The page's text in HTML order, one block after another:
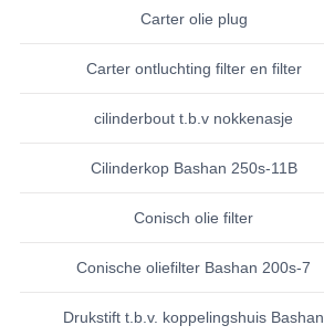
KABELS
KAPPEN EN FRAME
KETTING EN TANDWIELEN
KOEL SYSTEEM
Carter olie plug
Carter ontluchting filter en filter
cilinderbout t.b.v nokkenasje
Cilinderkop Bashan 250s-11B
Conisch olie filter
Conische oliefilter Bashan 200s-7
Drukstift t.b.v. koppelingshuis Bashan